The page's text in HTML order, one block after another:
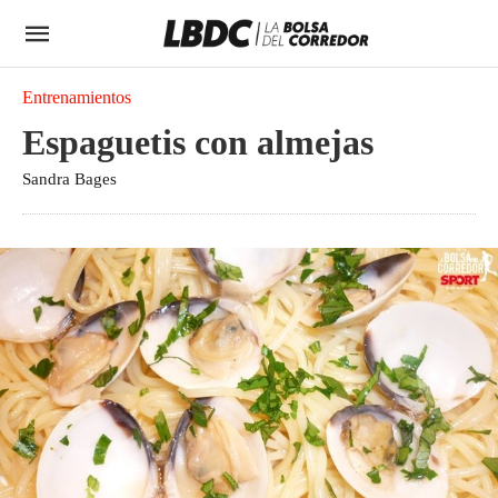
Entrenamientos
Espaguetis con almejas
Sandra Bages